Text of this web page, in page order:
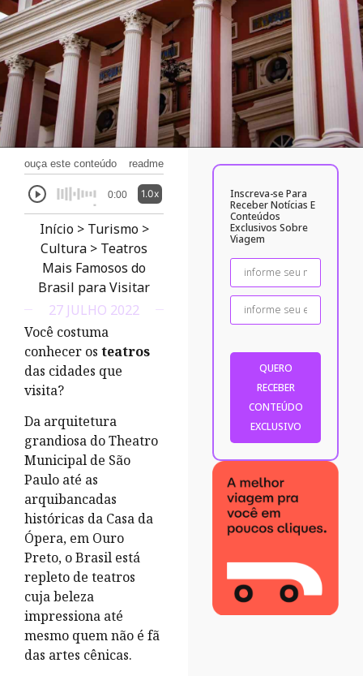
ouça este conteúdo readme
0:00 1.0x
Início> Turismo>
Cultura > Teatros
Mais Famosos do
Brasil para Visitar
27 JULHO 2022
Você costuma
conhecer os teatros
das cidades que
visita?
Da arquitetura
grandiosa do Theatro
Municipal de São
Paulo até as
arquibancadas
históricas da Casa da
Ópera, em Ouro
Preto, o Brasil está
repleto de teatros
cuja beleza
impressiona até
mesmo quem não é fã
das artes cênicas.
Inscreva-se Para
Receber Notícias E
Conteúdos
Exclusivos Sobre
Viagem